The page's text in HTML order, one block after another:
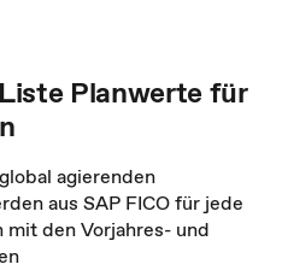
Planwerte für
agierenden
aus SAP FICO für jede
den Vorjahres- und